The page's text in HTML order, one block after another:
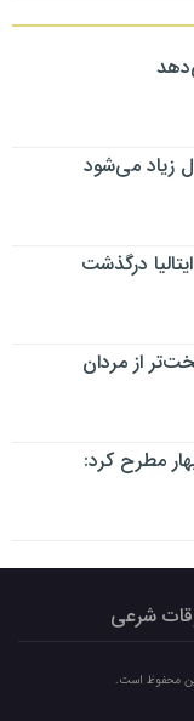
زیاد می‌شود
درگذشت
از مردان
مطرح کرد:
شرعی
محفوظ است.